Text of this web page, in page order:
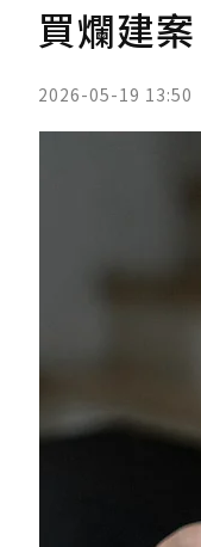
買爛建案
2026-05-19 13:50